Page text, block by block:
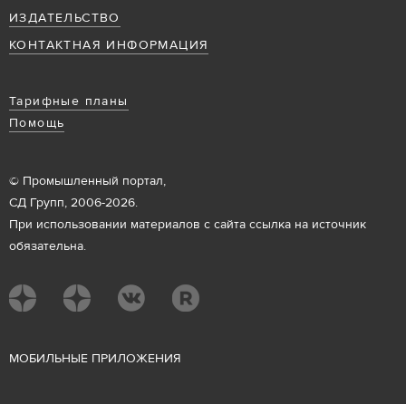
ИЗДАТЕЛЬСТВО
КОНТАКТНАЯ ИНФОРМАЦИЯ
Тарифные планы
Помощь
© Промышленный портал,
СД Групп, 2006-2026.
При использовании материалов с сайта ссылка на источник
обязательна.
МОБИЛЬНЫЕ ПРИЛОЖЕНИЯ